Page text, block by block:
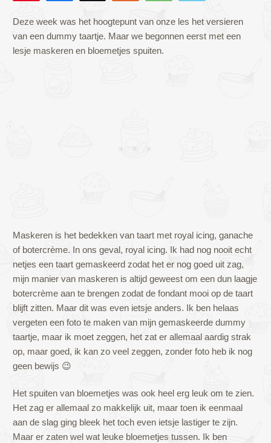
Deze week was het hoogtepunt van onze les het versieren
van een dummy taartje. Maar we begonnen eerst met een
lesje maskeren en bloemetjes spuiten.
Maskeren is het bedekken van taart met royal icing, ganache
of botercrème. In ons geval, royal icing. Ik had nog nooit echt
netjes een taart gemaskeerd zodat het er nog goed uit zag,
mijn manier van maskeren is altijd geweest om een dun laagje
botercrème aan te brengen zodat de fondant mooi op de taart
blijft zitten. Maar dit was even ietsje anders. Ik ben helaas
vergeten een foto te maken van mijn gemaskeerde dummy
taartje, maar ik moet zeggen, het zat er allemaal aardig strak
op, maar goed, ik kan zo veel zeggen, zonder foto heb ik nog
geen bewijs 😉
Het spuiten van bloemetjes was ook heel erg leuk om te zien.
Het zag er allemaal zo makkelijk uit, maar toen ik eenmaal
aan de slag ging bleek het toch even ietsje lastiger te zijn.
Maar er zaten wel wat leuke bloemetjes tussen. Ik ben